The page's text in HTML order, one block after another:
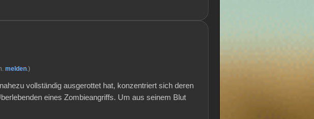
melden.)
vollständig ausgerottet hat, konzentriert sich deren
eines Zombieangriffs. Um aus seinem Blut